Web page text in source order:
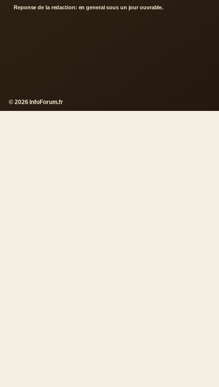
Reponse de la redaction: en general sous un jour ouvrable.
© 2026 InfoForum.fr